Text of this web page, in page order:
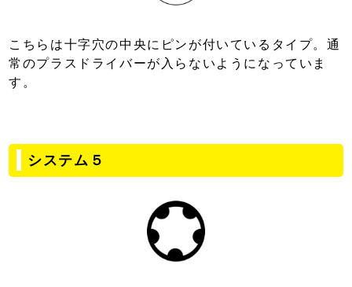
こちらは十字穴の中央にピンが付いているタイプ。通
常のプラスドライバーが入らないようになっていま
す。
システム５